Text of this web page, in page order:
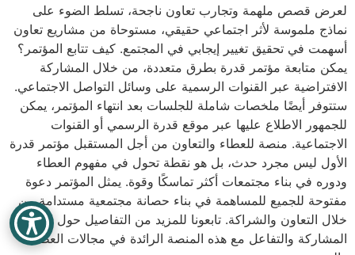
لعرض قصص ملهمة وتجارب تعاون ناجحة، تسلط الضوء على
نماذج ملموسة لأثر اجتماعي حقيقي، مستوحاة من مشاريع تعاون
أسهمت في تحقيق تغيير إيجابي في المجتمع. كيف تتابع المؤتمر؟
يمكن متابعة مؤتمر قدرة بطرق متعددة، من خلال المشاركة
الافتراضية عبر القنوات الرسمية على وسائل التواصل الاجتماعي.
ستتوفر أيضًا ملخصات شاملة للجلسات بعد انتهاء المؤتمر، يمكن
للجمهور الاطلاع عليها عبر موقع قدرة الرسمي أو القنوات
الاجتماعية. منصة للعطاء والتعاون من أجل المستقبل مؤتمر قدرة
الأول ليس مجرد حدث، بل هو نقطة تحول في مفهوم العطاء
ودوره في بناء مجتمعات أكثر تماسكًا وقوة. يمثل المؤتمر دعوة
مفتوحة للجميع للمساهمة في بناء حصانة مجتمعية مستدامة من
خلال التعاون والشراكة. تابعونا للمزيد من التفاصيل حول طرق
المشاركة والتفاعل مع هذه المنصة الرائدة في مجالات العطاء